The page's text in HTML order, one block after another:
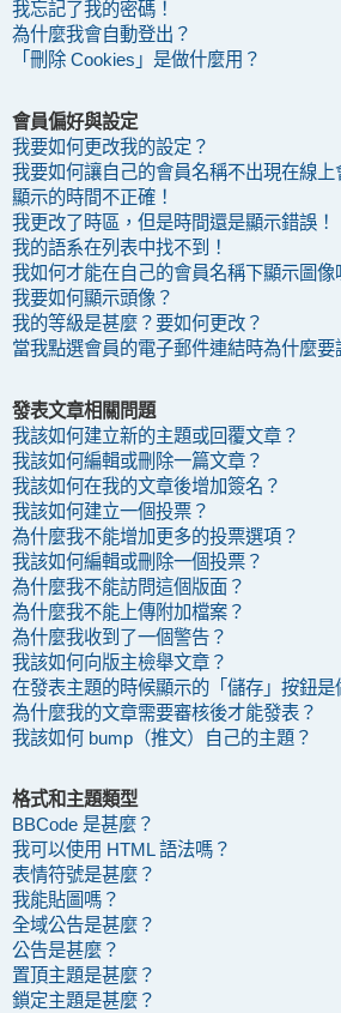
我忘記了我的密碼！
為什麼我會自動登出？
「刪除 Cookies」是做什麼用？
會員偏好與設定
我要如何更改我的設定？
我要如何讓自己的會員名稱不出現在線上
顯示的時間不正確！
我更改了時區，但是時間還是顯示錯誤！
我的語系在列表中找不到！
我如何才能在自己的會員名稱下顯示圖像
我要如何顯示頭像？
我的等級是甚麼？要如何更改？
當我點選會員的電子郵件連結時為什麼要
發表文章相關問題
我該如何建立新的主題或回覆文章？
我該如何編輯或刪除一篇文章？
我該如何在我的文章後增加簽名？
我該如何建立一個投票？
為什麼我不能增加更多的投票選項？
我該如何編輯或刪除一個投票？
為什麼我不能訪問這個版面？
為什麼我不能上傳附加檔案？
為什麼我收到了一個警告？
我該如何向版主檢舉文章？
在發表主題的時候顯示的「儲存」按鈕是
為什麼我的文章需要審核後才能發表？
我該如何 bump（推文）自己的主題？
格式和主題類型
BBCode 是甚麼？
我可以使用 HTML 語法嗎？
表情符號是甚麼？
我能貼圖嗎？
全域公告是甚麼？
公告是甚麼？
置頂主題是甚麼？
鎖定主題是甚麼？